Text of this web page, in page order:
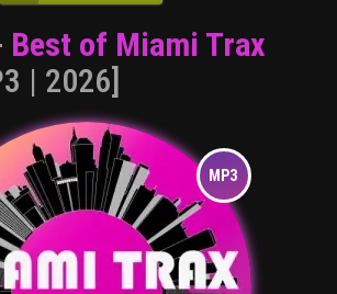
Best of Miami Trax
| 2026]